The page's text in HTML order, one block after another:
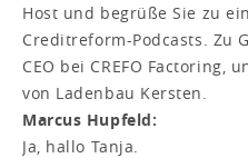
Host und begrüße Sie zu
Creditreform-Podcasts. Zu
CEO bei CREFO Factoring,
von Ladenbau Kersten.
Marcus Hupfeld:
Ja, hallo Tanja.